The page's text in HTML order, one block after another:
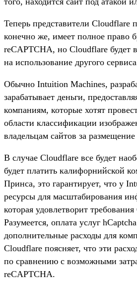
Теперь представители Cloudflare
конечно же, имеет полное право
reCAPTCHA, но Cloudflare будет
на использование другого
Обычно Intuition Machines,
зарабатывает деньги,
компаниям, которые хотят
области классификации
владельцам сайтов за
В случае Cloudflare все будет
будет платить калифорнийской
Принса, это гарантирует, что у
ресурсы для масштабирования
которая удовлетворит
Разумеется, оплата услуг
дополнительные расходы для
Cloudflare поясняет, что эти
по сравнению с возможными
reCAPTCHA.